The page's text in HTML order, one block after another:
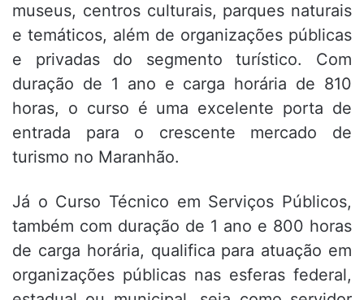
museus, centros culturais, parques naturais
e temáticos, além de organizações públicas
e privadas do segmento turístico. Com
duração de 1 ano e carga horária de 810
horas, o curso é uma excelente porta de
entrada para o crescente mercado de
turismo no Maranhão.
Já o Curso Técnico em Serviços Públicos,
também com duração de 1 ano e 800 horas
de carga horária, qualifica para atuação em
organizações públicas nas esferas federal,